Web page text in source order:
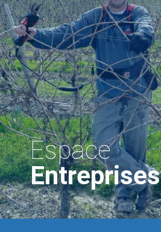
Espace
Entreprises